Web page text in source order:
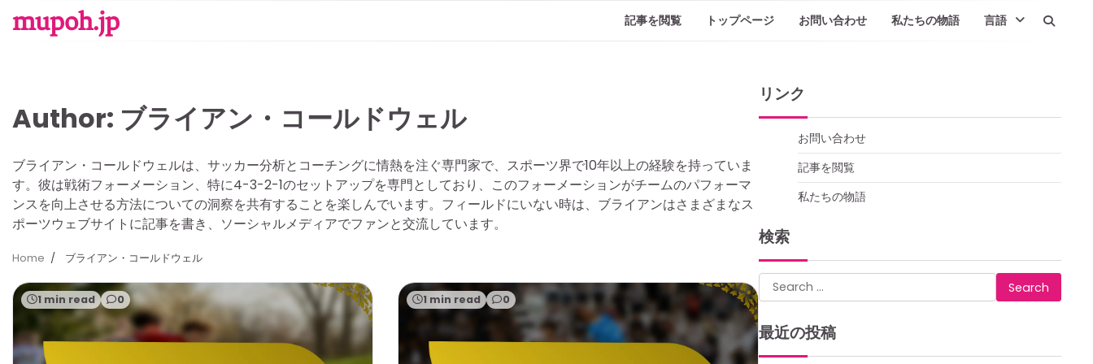
tomupoh.jp 記事を閲覧 トップページ お問い合わせ 私たちの物語 言語
Author: ブライアン・コールドウェル
ブライアン・コールドウェルは、サッカー分析とコーチングに情熱を注ぐ専門家で、スポーツ界で10年以上の経験を持っていま
す。彼は戦術フォーメーション、特に4-3-2-1のセットアップを専門としており、このフォーメーションがチームのパフォーマ
ンスを向上させる方法についての洞察を共有することを楽しんでいます。フィールドにいない時は、ブライアンはさまざまなス
ポーツウェブサイトに記事を書き、ソーシャルメディアでファンと交流しています。
Home ブライアン・コールドウェル
1 min read 0 1 min read 0
リンク
お問い合わせ
記事を閲覧
私たちの物語
検索
Search
for:
最近の投稿